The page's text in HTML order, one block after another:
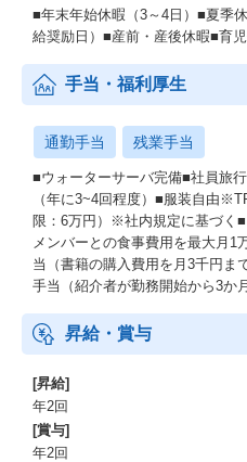
■年末年始休暇（3～4日）■夏季
給奨励日）■産前・産後休暇■育
手当・福利厚生
通勤手当 残業手当
■ウォーターサーバ完備■社員旅
（年に3~4回程度）■服装自由
限：6万円）※社内規定に基づく
メンバーとの食事費用を最大月1
当（書籍の購入費用を月3千円ま
手当（紹介者が勤務開始から3か
昇給・賞与
[昇給]
年2回
[賞与]
年2回